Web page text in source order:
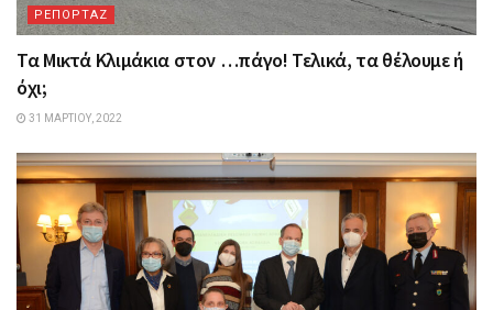
ΡΕΠΟΡΤΑΖ
Τα Mικτά Kλιμάκια στον …πάγο! Τελικά, τα θέλουμε ή
όχι;
31 ΜΑΡΤΊΟΥ, 2022